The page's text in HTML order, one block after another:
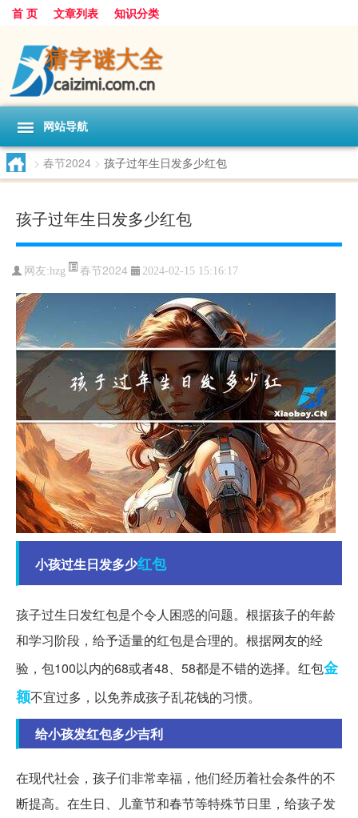
首 页 文章列表 知识分类
网站导航
> 春节2024 > 孩子过年生日发多少红包
孩子过年生日发多少红包
网友:hzg 春节2024 2024-02-15 15:16:17
小孩过生日发多少红包
孩子过生日发红包是个令人困惑的问题。根据孩子的年龄
和学习阶段，给予适量的红包是合理的。根据网友的经
验，包100以内的68或者48、58都是不错的选择。红包金
额不宜过多，以免养成孩子乱花钱的习惯。
给小孩发红包多少吉利
在现代社会，孩子们非常幸福，他们经历着社会条件的不
断提高。在生日、儿童节和春节等特殊节日里，给孩子发